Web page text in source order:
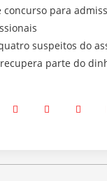
concurso para
suspeitos do
parte do